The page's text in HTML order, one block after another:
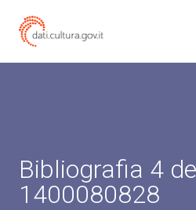
Bibliografia 4
1400080828